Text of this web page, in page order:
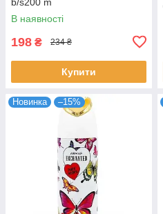
В наявності
198 ₴ 234 ₴
Купити
Новинка –15%